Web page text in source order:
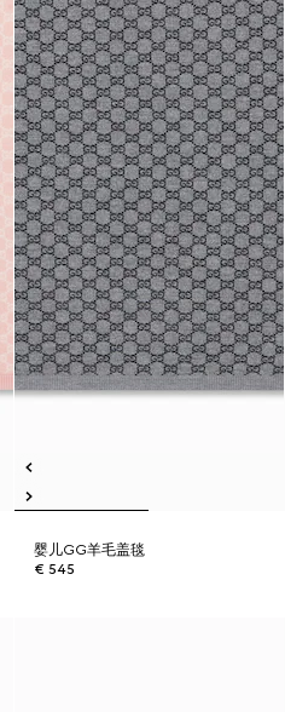
婴儿GG羊毛盖毯
€ 545